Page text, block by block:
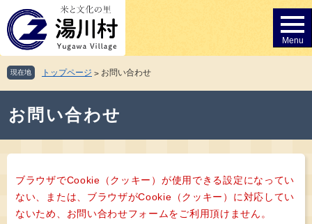
ー
ジ
先
頭
す。
ニ
ュ
を
飛
て
本
文
現在地 トップページ > お問い合わせ
お問い合わせ
ブラウザでCookie（クッキー）が使用できる設定になってい
ない、または、ブラウザがCookie（クッキー）に対応してい
ないため、お問い合わせフォームをご利用頂けません。